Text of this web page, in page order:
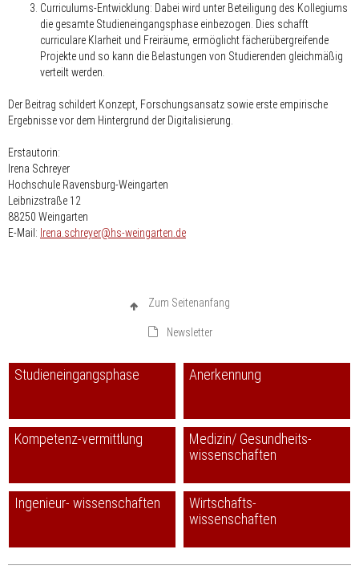
Curriculums-Entwicklung: Dabei wird unter Beteiligung des Kollegiums
die gesamte Studieneingangsphase einbezogen. Dies schafft
curriculare Klarheit und Freiräume, ermöglicht fächerübergreifende
Projekte und so kann die Belastungen von Studierenden gleichmäßig
verteilt werden.
Der Beitrag schildert Konzept, Forschungsansatz sowie erste empirische
Ergebnisse vor dem Hintergrund der Digitalisierung.
Erstautorin:
Irena Schreyer
Hochschule Ravensburg-Weingarten
Leibnizstraße 12
88250 Weingarten
E-Mail: Irena.schreyer nospam-
hs-weingarten.de
Zum Seitenanfang
Newsletter
Studieneingangsphase Anerkennung
Kompetenz-vermittlung
Medizin/ Gesundheits-
wissenschaften
Ingenieur- wissenschaften
Wirtschafts-
wissenschaften